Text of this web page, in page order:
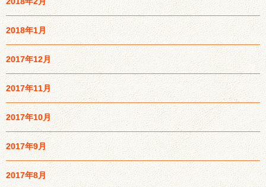
2018年1月
2017年12月
2017年11月
2017年10月
2017年9月
2017年8月